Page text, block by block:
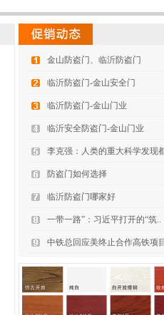
金山防盗门、临沂防盗门
临沂防盗门-金山安全门
临沂防盗门-金山门业
临沂安全防盗门-金山门业
李克强：人类的重大科学发现
防盗门如何选择
临沂防盗门哪家好
一带一路”：习近平打开的“筑..
中铁总回应美终止合作高铁项